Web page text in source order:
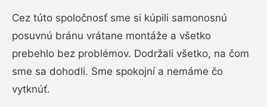
Cez túto spoločnosť sme si kúpili samonosnú
posuvnú bránu vrátane montáže a všetko
prebehlo bez problémov. Dodržali všetko, na čom
sme sa dohodli. Sme spokojní a nemáme čo
vytknúť.